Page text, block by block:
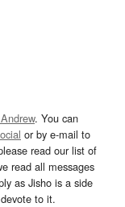
. You can
or by e-mail to
read our list of
read all messages
as Jisho is a side
to it.